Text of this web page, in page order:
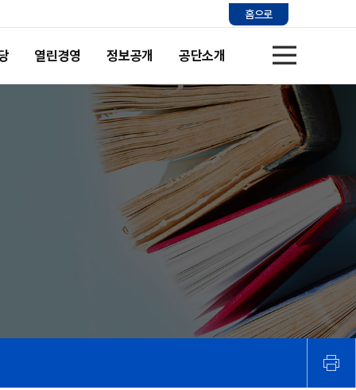
홈으로
열린경영 정보공개 공단소개